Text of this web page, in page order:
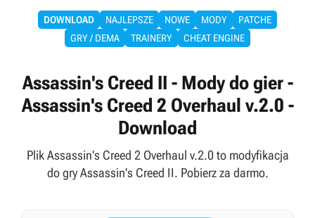
DOWNLOAD NAJLEPSZE NOWE MODY
PATCHE
GRY / DEMA
TRAINERY CHEAT ENGINE
Assassin's Creed II - Mody do gier -
Assassin's Creed 2 Overhaul v.2.0 -
Download
Plik Assassin's Creed 2 Overhaul v.2.0 to modyfikacja
do gry Assassin's Creed II. Pobierz za darmo.